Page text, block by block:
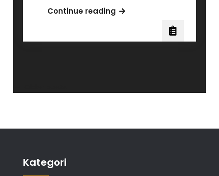
Continue readingMenjawab
Posts
Kategori